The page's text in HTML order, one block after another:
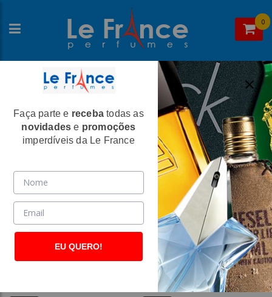
0
Home>Nina Ricci
Nina Ricci
Nina Ricci Nina Ricci
Nina Feminino Eau de Toilette -
Nina Ricci
Faça parte e receba todas as
novidades e promoções
imperdíveis da Le France
EU QUERO!